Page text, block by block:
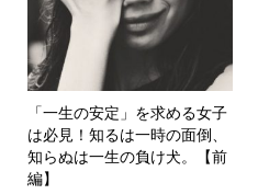
「一生の安定」を求める女子
は必見！知るは一時の面倒、
知らぬは一生の負け犬。【前
編】